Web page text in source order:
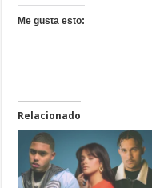
Me gusta esto:
Relacionado